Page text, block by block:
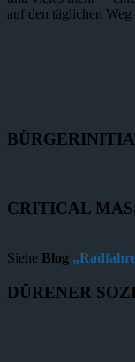
auf den täglichen
CRITICAL
Siehe Blog
DÜRENER